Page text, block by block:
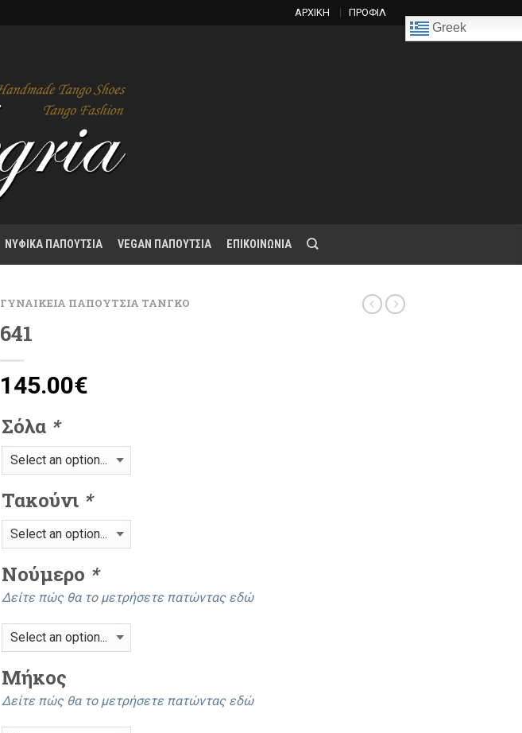
ΑΡΧΙΚΗ ΠΡΟΦΙΛ
Greek
ΝΥΦΙΚΑ ΠΑΠΟΥΤΣΙΑ VEGAN ΠΑΠΟΥΤΣΙΑ ΕΠΙΚΟΙΝΩΝΙΑ
ΓΥΝΑΙΚΕΙΑ ΠΑΠΟΥΤΣΙΑ ΤΑΝΓΚΟ
641
145.00€
Σόλα *
Τακούνι *
Νούμερο *
Δείτε πώς θα το μετρήσετε πατώντας εδώ
Mήκος
Δείτε πώς θα το μετρήσετε πατώντας εδώ